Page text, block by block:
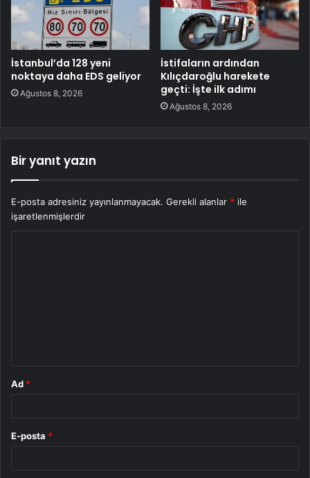
İstanbul’da 128 yeni
noktaya daha EDS geliyor
Ağustos 8, 2026
İstifaların ardından
Kılıçdaroğlu harekete
geçti: İşte ilk adımı
Ağustos 8, 2026
Bir yanıt yazın
E-posta adresiniz yayınlanmayacak. Gerekli alanlar * ile
işaretlenmişlerdir
Ad *
E-posta *